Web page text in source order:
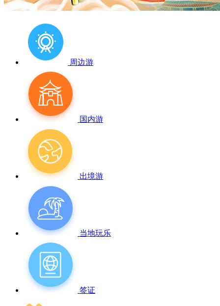
周边游
国内游
出境游
当地玩乐
签证